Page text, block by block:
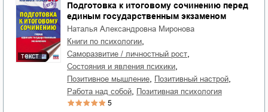
текст
Подготовка к итоговому сочинению перед
единым государственным экзаменом
Наталья Александровна Миронова
книги по психологии
саморазвитие / личностный рост
состояния и явления психики
позитивное мышление позитивный настрой
работа над собой позитивная психология
5